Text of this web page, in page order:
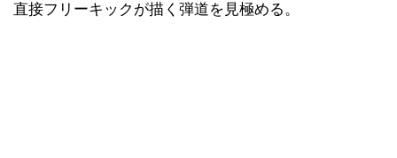
直接フリーキックが描く弾道を見極める。